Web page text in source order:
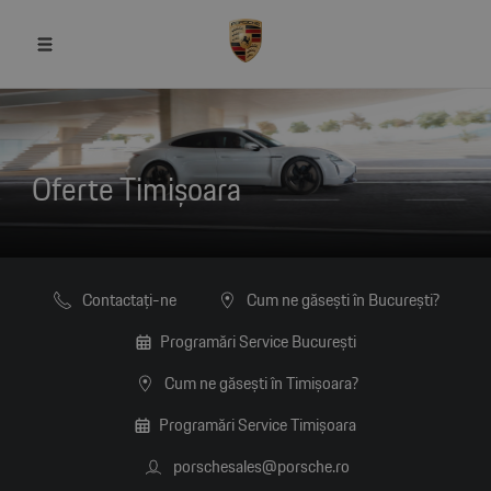
Oferte Timișoara
Contactaţi-ne
Cum ne găsești în București?
Programări Service București
Cum ne găsești în Timișoara?
Programări Service Timișoara
porschesales@porsche.ro